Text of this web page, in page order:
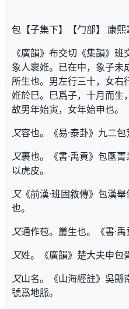
包【子集下】【勹部】 康
《廣韻》布交切《集韻》班
象人褱姙。已在中，象子未
所生也。男左行三十，女右
姙於巳。巳爲子，十月而生
故男年始寅，女年始申也。
又容也。《易·泰卦》九二包
又裹也。《書·禹貢》包匭
以虎皮。
又《前漢·班固敘傳》包漢
也。
又通作苞。叢生也。《書·禹
又姓。《廣韻》楚大夫申包
又山名。《山海經註》吳縣
號爲地脈。